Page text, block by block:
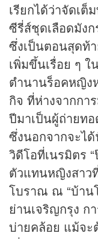
เรียกได้ว่าจัดเต็
ซีรี่ส์ชุดเลือดมังก
ซึ่งเป็นตอนสุดท้
เพิ่มขึ้นเรื่อย ๆ ใ
ตำนานร็อคหญิง
กิจ ที่ห่างจากกา
ปีมาเป็นผู้ถ่ายทอ
ซึ่งนอกจากจะไ
วิดีโอที่เนรมิตร
ตัวแทนหญิงสาว
โบราณ ณ “บ้าน
ย่านเจริญกรุง ก
บ่ายคล้อย แม้จะ